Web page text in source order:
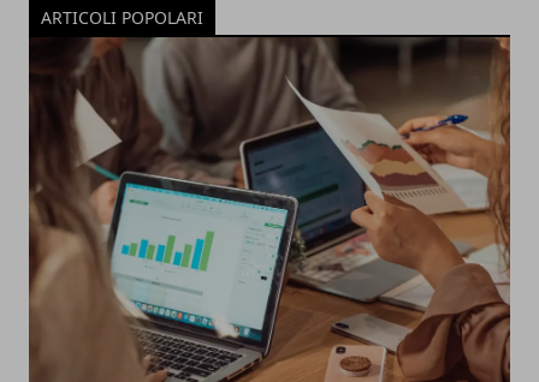
ARTICOLI POPOLARI